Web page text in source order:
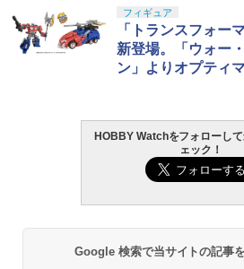
フィギュア
「トランスフォー
新登場。「ウォー
ン」よりオプティ
HOBBY Watchをフォローし
ェック！
Google 検索で当サイトの記事